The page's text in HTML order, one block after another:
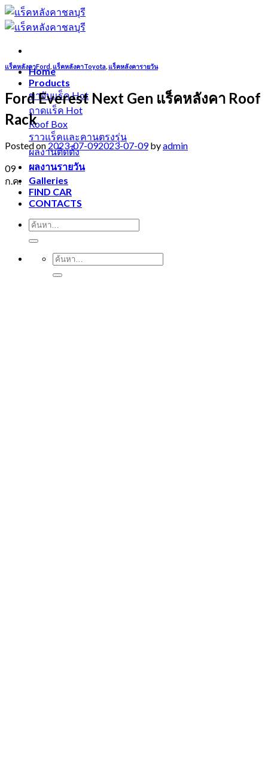
Skip
to
content
Home
Products
ขาจับแร็ค
ถาดแร็ค
Roof Box
ราวแร็คและคานตรงรุ่น
ผลงานติดตั้ง
ผลงานรายวัน
Galleries
FIND CAR
CONTACTS
แร็คหลังคาFord แร็คหลังคาToyota แร็คหลังคารายวัน
Ford Everest Next Gen แร็คหลังคา Roof
Rack
Posted on2023-07-092023-07-09byadmin
09
ก.ค.